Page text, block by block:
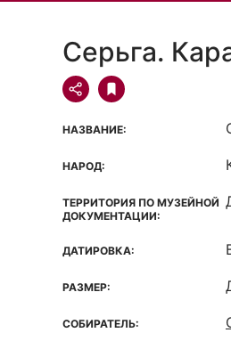
Серьга.
НАЗВАНИЕ:
НАРОД:
ТЕРРИТОРИЯ ПО МУЗЕЙНОЙ
ДОКУМЕНТАЦИИ:
ДАТИРОВКА:
РАЗМЕР:
СОБИРАТЕЛЬ: